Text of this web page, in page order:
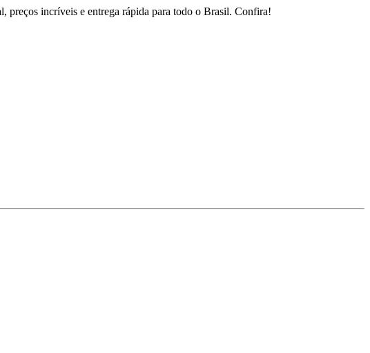
preços incríveis e entrega rápida para todo o Brasil. Confira!